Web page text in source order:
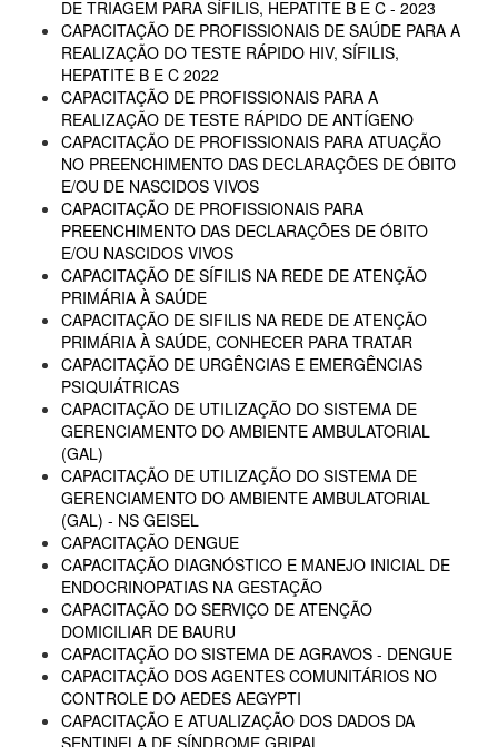
DE TRIAGEM PARA SÍFILIS, HEPATITE B E C - 2023
CAPACITAÇÃO DE PROFISSIONAIS DE SAÚDE PARA A
REALIZAÇÃO DO TESTE RÁPIDO HIV, SÍFILIS,
HEPATITE B E C 2022
CAPACITAÇÃO DE PROFISSIONAIS PARA A
REALIZAÇÃO DE TESTE RÁPIDO DE ANTÍGENO
CAPACITAÇÃO DE PROFISSIONAIS PARA ATUAÇÃO
NO PREENCHIMENTO DAS DECLARAÇÕES DE ÓBITO
E/OU DE NASCIDOS VIVOS
CAPACITAÇÃO DE PROFISSIONAIS PARA
PREENCHIMENTO DAS DECLARAÇÕES DE ÓBITO
E/OU NASCIDOS VIVOS
CAPACITAÇÃO DE SÍFILIS NA REDE DE ATENÇÃO
PRIMÁRIA À SAÚDE
CAPACITAÇÃO DE SIFILIS NA REDE DE ATENÇÃO
PRIMÁRIA À SAÚDE, CONHECER PARA TRATAR
CAPACITAÇÃO DE URGÊNCIAS E EMERGÊNCIAS
PSIQUIÁTRICAS
CAPACITAÇÃO DE UTILIZAÇÃO DO SISTEMA DE
GERENCIAMENTO DO AMBIENTE AMBULATORIAL
(GAL)
CAPACITAÇÃO DE UTILIZAÇÃO DO SISTEMA DE
GERENCIAMENTO DO AMBIENTE AMBULATORIAL
(GAL) - NS GEISEL
CAPACITAÇÃO DENGUE
CAPACITAÇÃO DIAGNÓSTICO E MANEJO INICIAL DE
ENDOCRINOPATIAS NA GESTAÇÃO
CAPACITAÇÃO DO SERVIÇO DE ATENÇÃO
DOMICILIAR DE BAURU
CAPACITAÇÃO DO SISTEMA DE AGRAVOS - DENGUE
CAPACITAÇÃO DOS AGENTES COMUNITÁRIOS NO
CONTROLE DO AEDES AEGYPTI
CAPACITAÇÃO E ATUALIZAÇÃO DOS DADOS DA
SENTINELA DE SÍNDROME GRIPAL